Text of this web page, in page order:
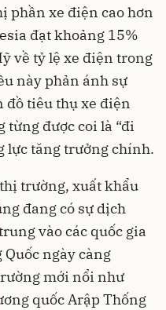
phần xe điện cao hơn
đạt khoảng 15%
về tỷ lệ xe điện trong
này phản ánh sự
đồ tiêu thụ xe điện
từng được coi là “đi
lực tăng trưởng chính.
trường, xuất khẩu
đang có sự dịch
vào các quốc gia
ngày càng
mới nổi như
quốc Arập Thống